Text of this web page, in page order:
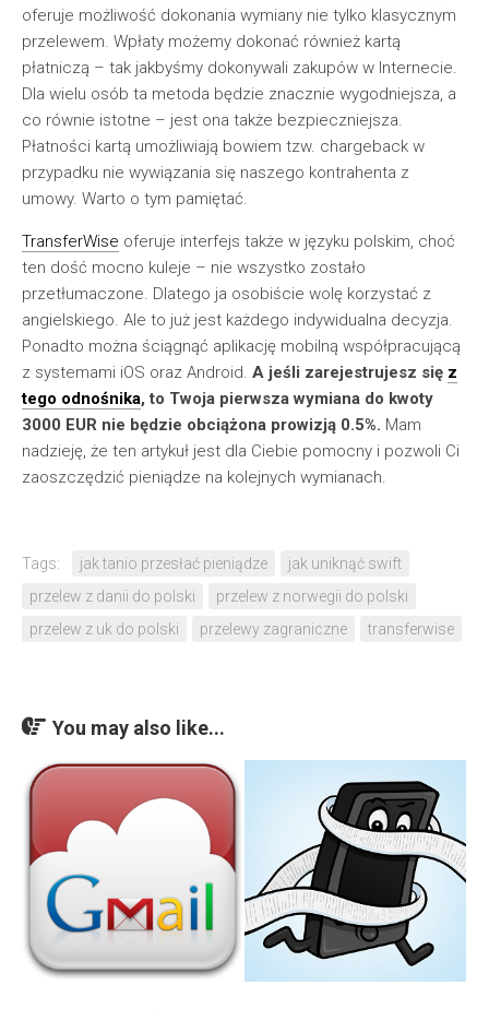
oferuje możliwość dokonania wymiany nie tylko klasycznym
przelewem. Wpłaty możemy dokonać również kartą
płatniczą – tak jakbyśmy dokonywali zakupów w Internecie.
Dla wielu osób ta metoda będzie znacznie wygodniejsza, a
co równie istotne – jest ona także bezpieczniejsza.
Płatności kartą umożliwiają bowiem tzw. chargeback w
przypadku nie wywiązania się naszego kontrahenta z
umowy. Warto o tym pamiętać.
TransferWise oferuje interfejs także w języku polskim, choć
ten dość mocno kuleje – nie wszystko zostało
przetłumaczone. Dlatego ja osobiście wolę korzystać z
angielskiego. Ale to już jest każdego indywidualna decyzja.
Ponadto można ściągnąć aplikację mobilną współpracującą
z systemami iOS oraz Android. A jeśli zarejestrujesz się z
tego odnośnika, to Twoja pierwsza wymiana do kwoty
3000 EUR nie będzie obciążona prowizją 0.5%. Mam
nadzieję, że ten artykuł jest dla Ciebie pomocny i pozwoli Ci
zaoszczędzić pieniądze na kolejnych wymianach.
Tags: jak tanio przesłać pieniądze
jak uniknąć swift
przelew z danii do polski
przelew z norwegii do polski
przelew z uk do polski
przelewy zagraniczne transferwise
You may also like...